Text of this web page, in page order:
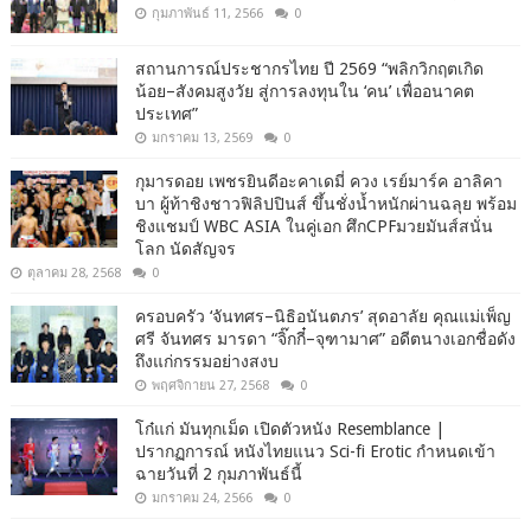
กุมภาพันธ์ 11, 2566 0
สถานการณ์ประชากรไทย ปี 2569 “พลิกวิกฤตเกิด
น้อย–สังคมสูงวัย สู่การลงทุนใน ‘คน’ เพื่ออนาคต
ประเทศ”
มกราคม 13, 2569 0
กุมารดอย เพชรยินดีอะคาเดมี่ ควง เรย์มาร์ค อาลิคา
บา ผู้ท้าชิงชาวฟิลิปปินส์ ขึ้นชั่งน้ำหนักผ่านฉลุย พร้อม
ชิงแชมป์ WBC ASIA ในคู่เอก ศึกCPFมวยมันส์สนั่น
โลก นัดสัญจร
ตุลาคม 28, 2568 0
ครอบครัว ‘จันทศร–นิธิอนันตภร’ สุดอาลัย คุณแม่เพ็ญ
ศรี จันทศร มารดา “จิ๊กกี๋–จุฑามาศ” อดีตนางเอกชื่อดัง
ถึงแก่กรรมอย่างสงบ
พฤศจิกายน 27, 2568 0
โก๋แก่ มันทุกเม็ด เปิดตัวหนัง Resemblance |
ปรากฏการณ์ หนังไทยแนว Sci-fi Erotic กำหนดเข้า
ฉายวันที่ 2 กุมภาพันธ์นี้
มกราคม 24, 2566 0